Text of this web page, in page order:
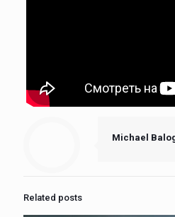
Michael
Related posts